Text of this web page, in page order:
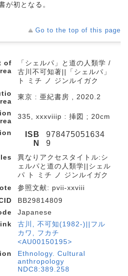
が初となる。
Go to the top of this page
of
「シェルパ」と道の人類学 /
古川不可知著||「シェルパ」
ト ミチ ノ ジンルイガク
東京 : 亜紀書房 , 2020.2
335, xxxviiip : 挿図 ; 20cm
ISB
N
978475051634
9
異なりアクセスタイトル:シ
ェルパと道の人類学||シェル
パ ト ミチ ノ ジンルイガク
参照文献: pvii-xxviii
BB29814809
Japanese
古川, 不可知(1982-)||フル
カワ, フカチ
<AU00150195>
Ethnology. Cultural
anthropology
NDC8:389.258